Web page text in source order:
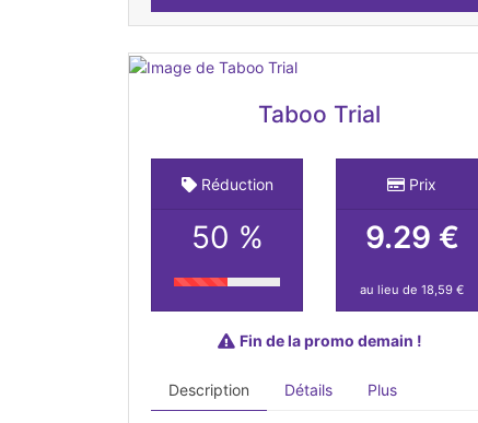
Taboo Trial
Réduction
50 %
Prix
9.29 €
au lieu de 18,59 €
Fin de la promo demain !
Description Détails Plus